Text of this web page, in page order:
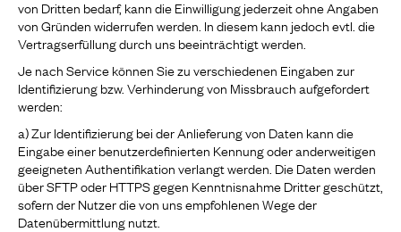
von Dritten bedarf, kann die Einwilligung jederzeit ohne Angaben
von Gründen widerrufen werden. In diesem kann jedoch evtl. die
Vertragserfüllung durch uns beeinträchtigt werden.
Je nach Service können Sie zu verschiedenen Eingaben zur
Identifizierung bzw. Verhinderung von Missbrauch aufgefordert
werden:
a) Zur Identifizierung bei der Anlieferung von Daten kann die
Eingabe einer benutzerdefinierten Kennung oder anderweitigen
geeigneten Authentifikation verlangt werden. Die Daten werden
über SFTP oder HTTPS gegen Kenntnisnahme Dritter geschützt,
sofern der Nutzer die von uns empfohlenen Wege der
Datenübermittlung nutzt.